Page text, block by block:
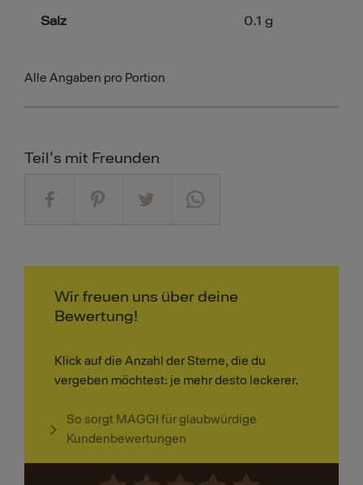
Salz 0.1 g
Alle Angaben pro Portion
Teil's mit Freunden
Wir freuen uns über deine
Bewertung!
Klick auf die Anzahl der Sterne, die du
vergeben möchtest: je mehr desto leckerer.
So sorgt MAGGI für glaubwürdige
Kundenbewertungen